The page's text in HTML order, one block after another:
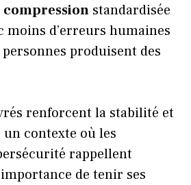
compression standardisée
moins d’erreurs humaines
produisent des
renforcent la stabilité et
contexte où les
rappellent
de tenir ses